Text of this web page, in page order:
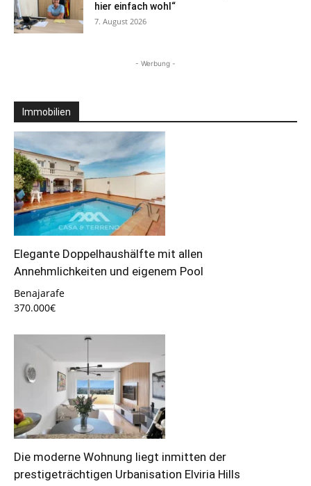
hier einfach wohl“
7. August 2026
- Werbung -
Immobilien
Elegante Doppelhaushälfte mit allen
Annehmlichkeiten und eigenem Pool
Benajarafe
370.000€
Die moderne Wohnung liegt inmitten der
prestigeträchtigen Urbanisation Elviria Hills